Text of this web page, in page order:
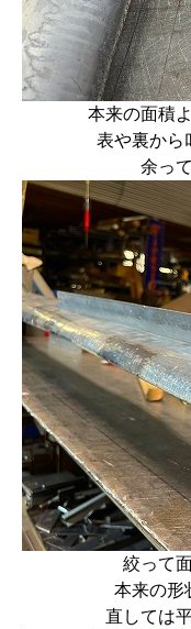
本来の面積
表や裏から
余っ
絞って
本来の形
直しては